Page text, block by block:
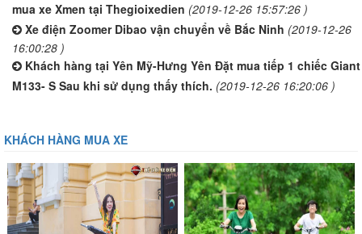
mua xe Xmen tại Thegioixedien (2019-12-26 15:57:26 )
Xe điện Zoomer Dibao vận chuyển về Bắc Ninh (2019-12-26
16:00:28 )
Khách hàng tại Yên Mỹ-Hưng Yên Đặt mua tiếp 1 chiếc Giant
M133- S Sau khi sử dụng thấy thích. (2019-12-26 16:20:06 )
KHÁCH HÀNG MUA XE